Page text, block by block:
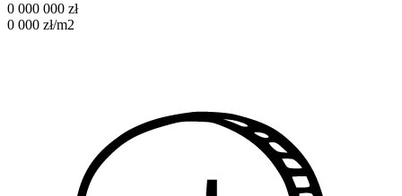
0 000 000 zł
0 000 zł/m2